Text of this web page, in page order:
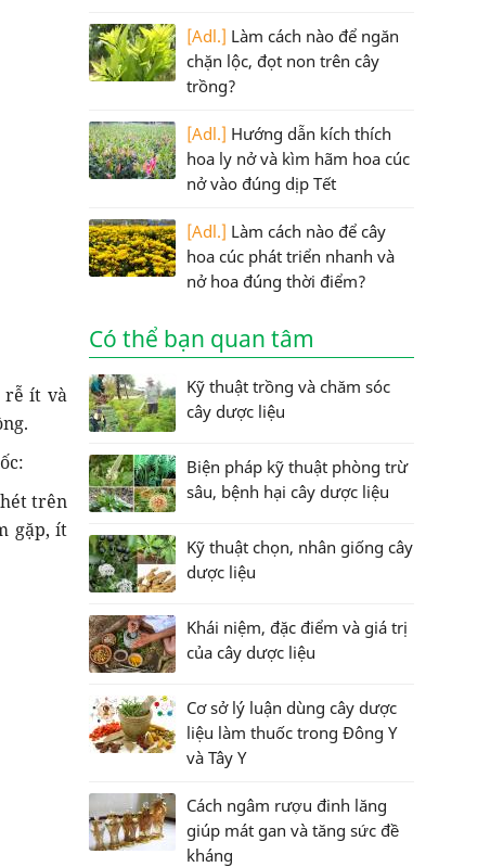
rễ ít và
trên
gặp, ít
[Adl.] Làm cách nào để ngăn
chặn lộc, đọt non trên cây
trồng?
[Adl.] Hướng dẫn kích thích
hoa ly nở và kìm hãm hoa cúc
nở vào đúng dịp Tết
[Adl.] Làm cách nào để cây
hoa cúc phát triển nhanh và
nở hoa đúng thời điểm?
Có thể bạn quan tâm
Kỹ thuật trồng và chăm sóc
cây dược liệu
Biện pháp kỹ thuật phòng trừ
sâu, bệnh hại cây dược liệu
Kỹ thuật chọn, nhân giống cây
dược liệu
Khái niệm, đặc điểm và giá trị
của cây dược liệu
Cơ sở lý luận dùng cây dược
liệu làm thuốc trong Đông Y
và Tây Y
Cách ngâm rượu đinh lăng
giúp mát gan và tăng sức đề
kháng